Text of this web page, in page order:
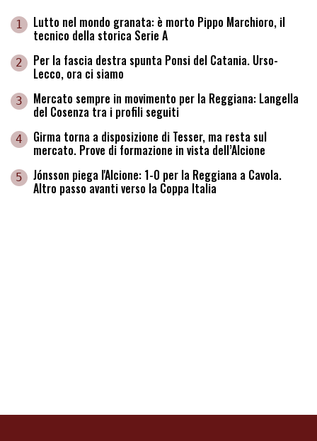
1 Lutto nel mondo granata: è morto Pippo Marchioro, il
tecnico della storica Serie A
2 Per la fascia destra spunta Ponsi del Catania. Urso-
Lecco, ora ci siamo
3 Mercato sempre in movimento per la Reggiana: Langella
del Cosenza tra i profili seguiti
4 Girma torna a disposizione di Tesser, ma resta sul
mercato. Prove di formazione in vista dell’Alcione
5 Jónsson piega l'Alcione: 1-0 per la Reggiana a Cavola.
Altro passo avanti verso la Coppa Italia